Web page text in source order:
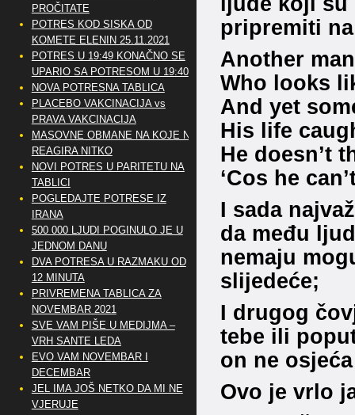
pripremiti
Another
Who looks
And yet
His life
He doesn’t
‘Cos he
I sada
da među
nemaju
slijedeće;
I drugog
tebe ili
on ne
Ovo je vrlo
PROČITATE
POTRES KOD SISKA OD
KOMETE ELENIN 25.11.2021
POTRES U 19:49 KONAČNO SE
UPARIO SA POTRESOM U 19:40
NOVA POTRESNA TABLICA
PLACEBO VAKCINACIJA vs
PRAVA VAKCINACIJA
MASOVNE OBMANE NA KOJE NE
REAGIRA NITKO
NOVI POTRES U PARITETU NA
TABLICI
POGLEDAJTE POTRESE IZ
IRANA
500 000 LJUDI POGINULO JE U
JEDNOM DANU
DVA POTRESA U RAZMAKU OD
12 MINUTA
PRIVREMENA TABLICA ZA
NOVEMBAR 2021
SVE VAM PIŠE U MEDIJMA –
VRH SANTE LEDA
EVO VAM NOVEMBAR I
DECEMBAR
JEL IMA JOŠ NETKO DA MI NE
VJERUJE